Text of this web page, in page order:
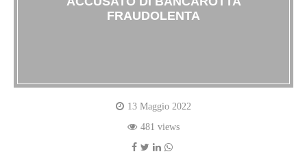
FRAUDOLENTA
13 Maggio 2022
481 views